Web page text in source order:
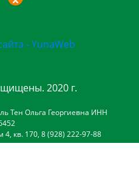
2020 г.
Тен Ольга Георгиевна ИНН
кв. 170, 8 (928) 222-97-88